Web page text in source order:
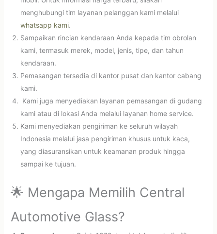
menghubungi tim layanan pelanggan kami melalui
whatsapp kami.
Sampaikan rincian kendaraan Anda kepada tim obrolan
kami, termasuk merek, model, jenis, tipe, dan tahun
kendaraan.
Pemasangan tersedia di kantor pusat dan kantor cabang
kami.
Kami juga menyediakan layanan pemasangan di gudang
kami atau di lokasi Anda melalui layanan home service.
Kami menyediakan pengiriman ke seluruh wilayah
Indonesia melalui jasa pengiriman khusus untuk kaca,
yang diasuransikan untuk keamanan produk hingga
sampai ke tujuan.
🌟 Mengapa Memilih Central
Automotive Glass?